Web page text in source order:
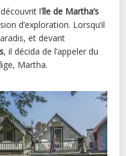
l’île de Martha’s
d’exploration. Lorsqu’il
et devant
, il décida de l’appeler du
Martha.